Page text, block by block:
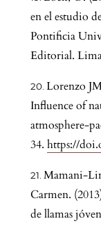
en el estudio
Pontificia
Editorial.
Lorenzo
Influence of
atmosphere-
34. https://
Mamani-
Carmen.
de llamas